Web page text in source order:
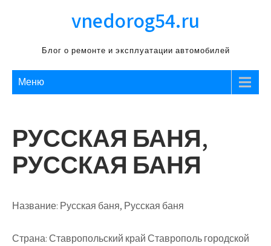
vnedorog54.ru
Блог о ремонте и эксплуатации автомобилей
Меню
РУССКАЯ БАНЯ,
РУССКАЯ БАНЯ
Название: Русская баня, Русская баня
Страна:Ставропольский край Ставрополь городской